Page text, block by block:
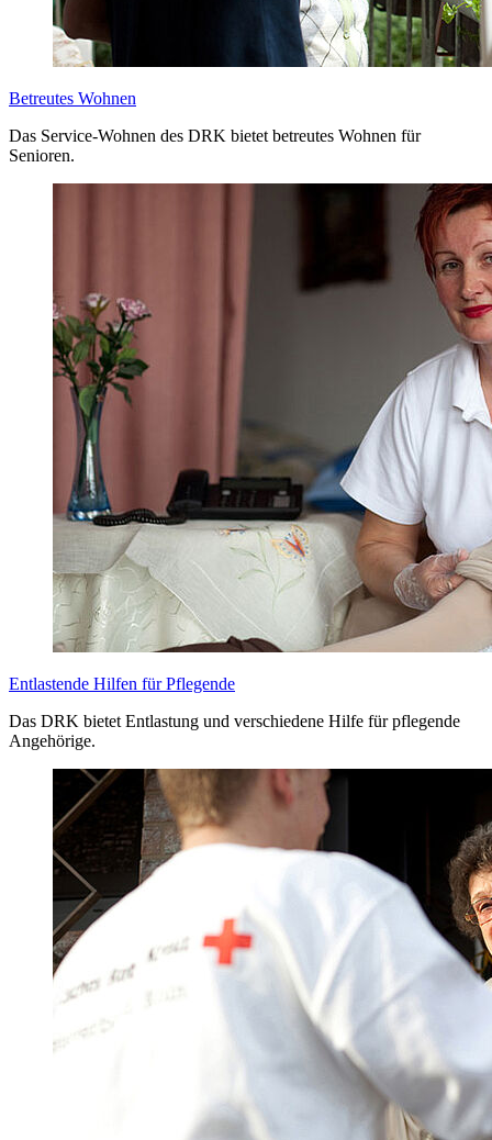
Betreutes Wohnen
Das Service-Wohnen des DRK bietet betreutes Wohnen für
Senioren.
Entlastende Hilfen für Pflegende
Das DRK bietet Entlastung und verschiedene Hilfe für pflegende
Angehörige.